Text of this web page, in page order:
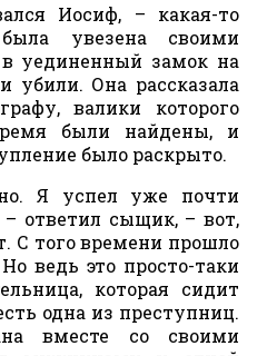
Иосиф, – какая-то
увезена своими
уединенный замок на
убили. Она рассказала
валики которого
были найдены, и
было раскрыто.
Я успел уже почти
– ответил сыщик, – вот,
С того времени прошло
ведь это просто-таки
которая сидит
одна из преступниц.
вместе со своими